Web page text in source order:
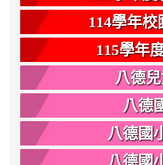
114學年
115學年
八德
八德
八德國
八德國